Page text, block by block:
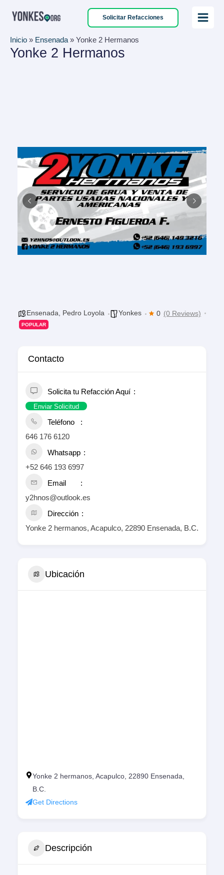
Solicitar Refacciones
Main
Inicio » Ensenada » Yonke 2 Hermanos
Yonke 2 Hermanos
Ensenada Pedro Loyola Yonkes 0 (0 Reviews)
POPULAR
Contacto
Solicita tu Refacción Aquí
Enviar Solicitud
Teléfono
646 176 6120
Whatsapp
+52 646 193 6997
Email
y2hnos@outlook.es
Dirección
Yonke 2 hermanos, Acapulco, 22890 Ensenada, B.C.
Ubicación
Yonke 2 hermanos, Acapulco, 22890 Ensenada,
B.C.
Get Directions
Descripción